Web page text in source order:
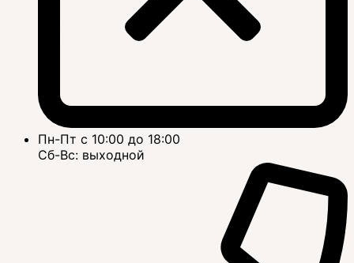
Пн-Пт с 10:00 до 18:00
Сб-Вс: выходной